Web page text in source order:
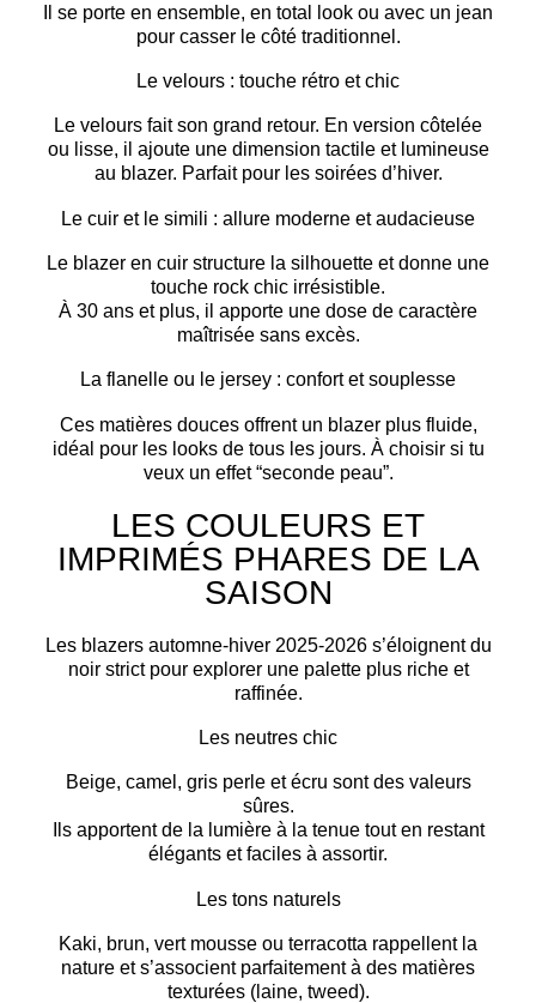
Il se porte en ensemble, en total look ou avec un jean
pour casser le côté traditionnel.
Le velours : touche rétro et chic
Le velours fait son grand retour. En version côtelée
ou lisse, il ajoute une dimension tactile et lumineuse
au blazer. Parfait pour les soirées d’hiver.
Le cuir et le simili : allure moderne et audacieuse
Le blazer en cuir structure la silhouette et donne une
touche rock chic irrésistible.
À 30 ans et plus, il apporte une dose de caractère
maîtriséesans excès.
La flanelle ou le jersey : confort et souplesse
Ces matières douces offrent un blazer plus fluide,
idéal pour les looks de tous les jours. À choisir si tu
veux un effet “seconde peau”.
LES COULEURS ET
IMPRIMÉS PHARES DE LA
SAISON
Les blazers automne-hiver 2025-2026 s’éloignent du
noir strict pour explorer une palette plus riche et
raffinée.
Les neutres chic
Beige, camel, gris perle et écru sont des valeurs
sûres.
Ils apportent de la lumièreà la tenue tout en restant
élégants et faciles à assortir.
Les tons naturels
Kaki, brun, vert mousse ou terracotta rappellent la
nature et s’associent parfaitement à des matières
texturées (laine, tweed).